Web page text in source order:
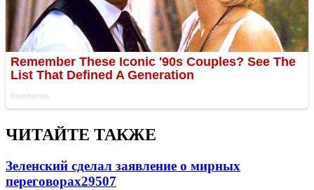
ЧИТАЙТЕ ТАКЖЕ
Зеленский сделал заявление о мирных
переговорах29507